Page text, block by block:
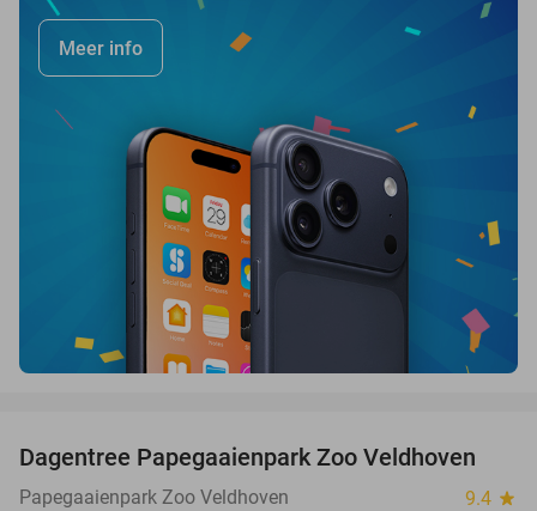
Meer info
26%
Dagentree Papegaaienpark Zoo Veldhoven
Papegaaienpark Zoo Veldhoven 9.4 star